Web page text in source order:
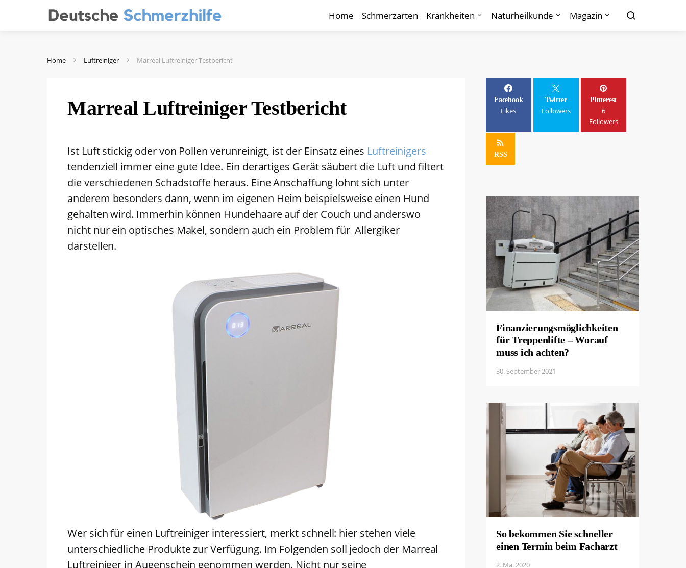
Home Schmerzarten Krankheiten Naturheilkunde Magazin
Home Luftreiniger Marreal Luftreiniger Testbericht
Marreal Luftreiniger Testbericht
Ist Luft stickig oder von Pollen verunreinigt, ist der Einsatz eines Luftreinigers
tendenziell immer eine gute Idee. Ein derartiges Gerät säubert die Luft und filtert
die verschiedenen Schadstoffe heraus. Eine Anschaffung lohnt sich unter
anderem besonders dann, wenn im eigenen Heim beispielsweise einen Hund
gehalten wird. Immerhin können Hundehaare auf der Couch und anderswo
nicht nur ein optisches Makel, sondern auch ein Problem für Allergiker
darstellen.
Wer sich für einen Luftreiniger interessiert, merkt schnell: hier stehen viele
unterschiedliche Produkte zur Verfügung. Im Folgenden soll jedoch der Marreal
Luftreiniger in Augenschein genommen werden. Nicht nur seine
Facebook
Likes
Twitter
Followers
Pinterest
6
Followers
RSS
Finanzierungsmöglichkeiten
für Treppenlifte – Worauf
muss ich achten?
30. September 2021
So bekommen Sie schneller
einen Termin beim Facharzt
2. Mai 2020